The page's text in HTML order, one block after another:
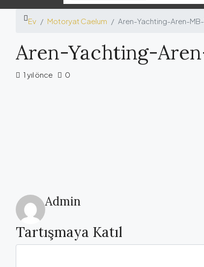
Ev Motoryat Caelum Aren-Yachting-Aren-
Aren-Yachting-
1 yıl önce 0
Admin
Tartışmaya Katıl